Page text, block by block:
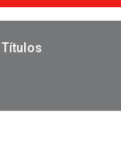
Títulos